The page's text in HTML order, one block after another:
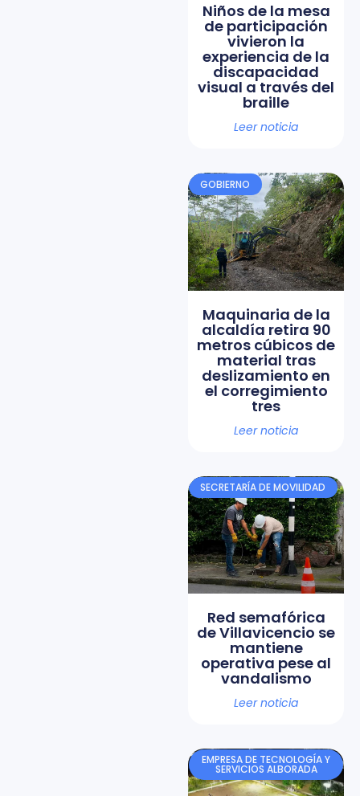
Niños de la mesa
de participación
vivieron la
experiencia de la
discapacidad
visual a través del
braille
Leer noticia
GOBIERNO
Maquinaria de la
alcaldía retira 90
metros cúbicos de
material tras
deslizamiento en
el corregimiento
tres
Leer noticia
SECRETARÍA DE MOVILIDAD
Red semafórica
de Villavicencio se
mantiene
operativa pese al
vandalismo
Leer noticia
EMPRESA DE TECNOLOGÍA Y
SERVICIOS ALBORADA